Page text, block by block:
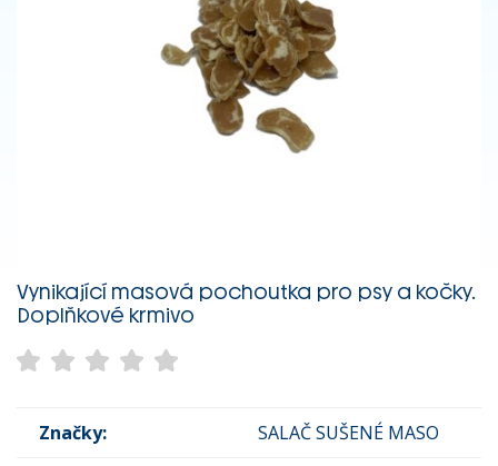
Vynikající masová pochoutka pro psy a kočky.
Doplňkové krmivo
Značky: SALAČ SUŠENÉ MASO